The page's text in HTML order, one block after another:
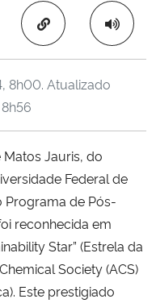
Comunicações
Copiar para área
8h00. Atualizado
Jauris, do
Federal de
Programa de Pós-
reconhecida em
Star” (Estrela da
Society (ACS)
Este prestigiado